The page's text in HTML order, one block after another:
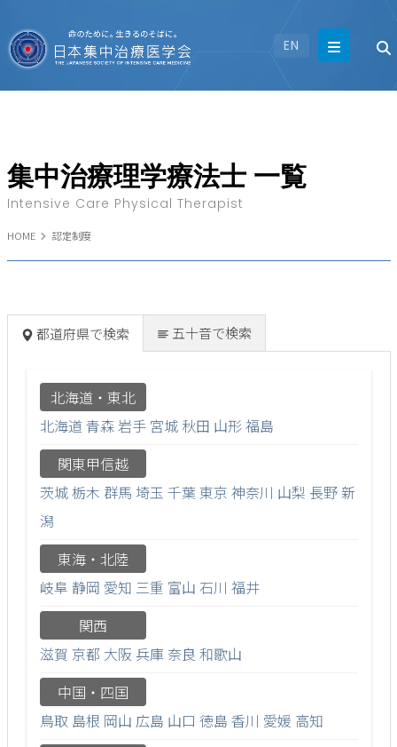
EN
HOME 認定制度
集中治療理学療法士 一覧
Intensive Care Physical Therapist
都道府県で検索 五十音で検索
北海道・東北
北海道 青森岩手 宮城 秋田 山形福島
関東甲信越
茨城栃木 群馬 埼玉 千葉 東京 神奈川 山梨 長野新
潟
東海・北陸
岐阜 静岡 愛知 三重 富山 石川 福井
関西
滋賀 京都 大阪 兵庫 奈良 和歌山
中国・四国
鳥取 島根 岡山 広島 山口 徳島 香川 愛媛 高知